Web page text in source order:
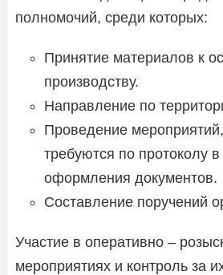
полномочий, среди которых:
Принятие материалов к
производству.
Направление по
Проведение
требуются по протоколу
оформления документов.
Составление поручений
Участие в оперативно –
мероприятиях и контроль за